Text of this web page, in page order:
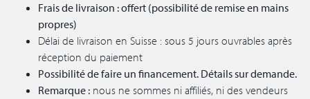
Frais de livraison : offert (possibilité de remise en mains
propres)
Délai de livraison en Suisse : sous 5 jours ouvrables après
réception du paiement
Possibilité de faire un financement. Détails sur demande.
Remarque : nous ne sommes ni affiliés, ni des vendeurs